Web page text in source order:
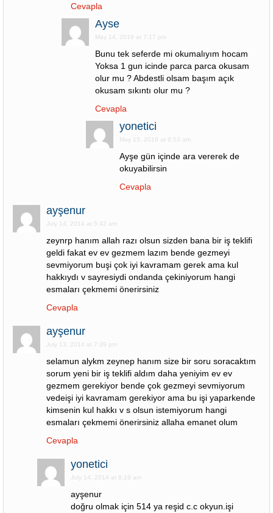
Cevapla
Ayse
May 14, 2019 at 7:17 pm
Bunu tek seferde mi okumalıyım hocam
Yoksa 1 gun icinde parca parca okusam
olur mu ? Abdestli olsam başım açık
okusam sıkıntı olur mu ?
Cevapla
yonetici
May 15, 2019 at 8:53 am
Ayşe gün içinde ara vererek de
okuyabilirsin
Cevapla
ayşenur
July 14, 2014 at 5:42 am
zeynrp hanım allah razı olsun sizden bana bir iş teklifi
geldi fakat ev ev gezmem lazım bende gezmeyi
sevmiyorum buşi çok iyi kavramam gerek ama kul
hakkıydı v sayresiydi ondanda çekiniyorum hangi
esmaları çekmemi önerirsiniz
Cevapla
ayşenur
July 13, 2014 at 7:39 pm
selamun alykm zeynep hanım size bir soru soracaktım
sorum yeni bir iş teklifi aldım daha yeniyim ev ev
gezmem gerekiyor bende çok gezmeyi sevmiyorum
vedeişi iyi kavramam gerekiyor ama bu işi yaparkende
kimsenin kul hakkı v s olsun istemiyorum hangi
esmaları çekmemi önerirsiniz allaha emanet olum
Cevapla
yonetici
July 14, 2014 at 8:19 am
ayşenur
doğru olmak için 514 ya reşid c.c okyun.işi